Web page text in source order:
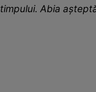
timpului. Abia